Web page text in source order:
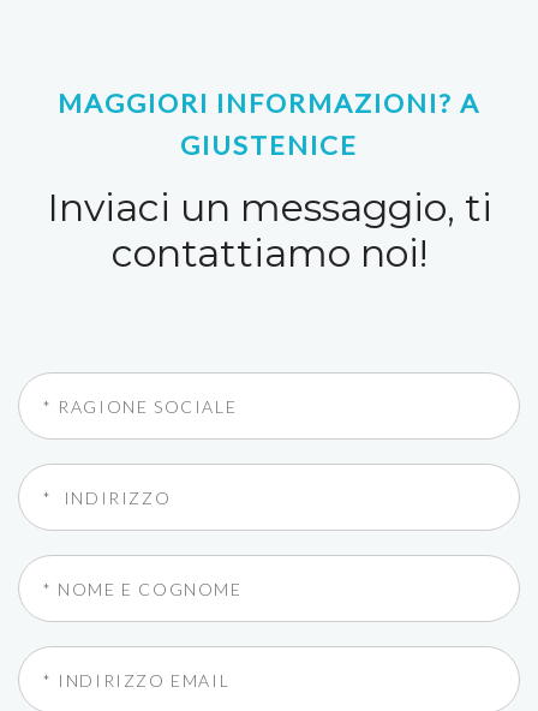
MAGGIORI INFORMAZIONI? A
GIUSTENICE
Inviaci un messaggio, ti
contattiamo noi!